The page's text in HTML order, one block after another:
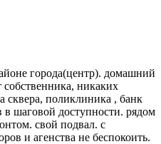
города(центр). домашний
никаких
сквера, поликлиника , банк
в шаговой доступности. рядом
свой подвал. с
и агенства не беспокоить.